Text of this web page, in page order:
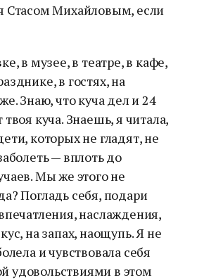
Стасом Михайловым, если
в музее, в театре, в кафе,
в гостях, на
Знаю, что куча дел и 24
куча. Знаешь, я читала,
которых не гладят, не
— вплоть до
Мы же этого не
Погладь себя, подари
наслаждения,
на запах, наощупь. Я не
и чувствовала себя
удовольствиями в этом